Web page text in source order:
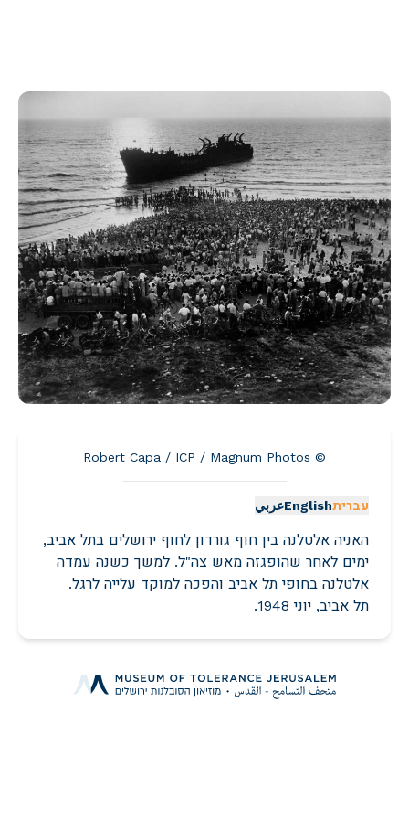
© Robert Capa / ICP / Magnum Photos
עבריתEnglishعربي
האניה אלטלנה בין חוף גורדון לחוף ירושלים בתל אביב,
ימים לאחר שהופגזה מאש צה"ל. למשך כשנה עמדה
אלטלנה בחופי תל אביב והפכה למוקד עלייה לרגל.
תל אביב, יוני 1948.